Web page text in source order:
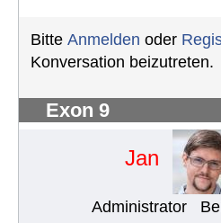
Bitte Anmelden oder
Konversation beizutreten.
Exon 9
Jan
Administrator